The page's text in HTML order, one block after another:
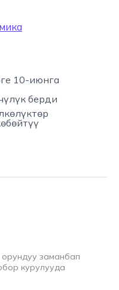
10-июнга
берди
заманбап
курулууда